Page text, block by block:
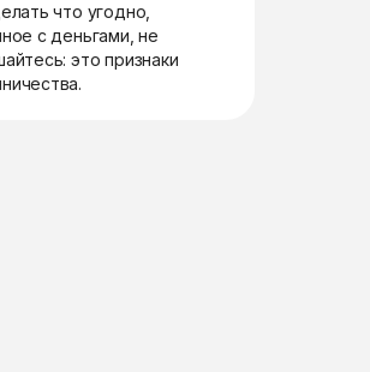
что угодно,
с деньгами, не
это признаки